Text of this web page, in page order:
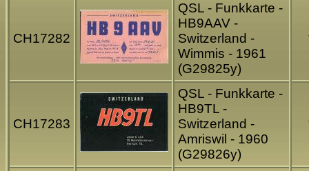
CH17282
QSL - Funkkarte -
HB9AAV -
Switzerland -
Wimmis - 1961
(G29825y)
CH17283
QSL - Funkkarte -
HB9TL -
Switzerland -
Amriswil - 1960
(G29826y)